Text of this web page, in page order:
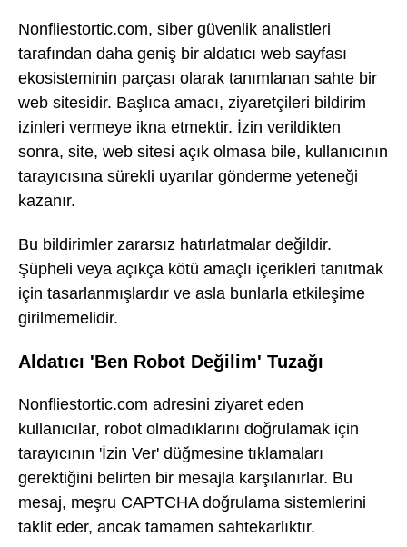
Nonfliestortic.com, siber güvenlik analistleri
tarafından daha geniş bir aldatıcı web sayfası
ekosisteminin parçası olarak tanımlanan sahte bir
web sitesidir. Başlıca amacı, ziyaretçileri bildirim
izinleri vermeye ikna etmektir. İzin verildikten
sonra, site, web sitesi açık olmasa bile, kullanıcının
tarayıcısına sürekli uyarılar gönderme yeteneği
kazanır.
Bu bildirimler zararsız hatırlatmalar değildir.
Şüpheli veya açıkça kötü amaçlı içerikleri tanıtmak
için tasarlanmışlardır ve asla bunlarla etkileşime
girilmemelidir.
Aldatıcı 'Ben Robot Değilim' Tuzağı
Nonfliestortic.com adresini ziyaret eden
kullanıcılar, robot olmadıklarını doğrulamak için
tarayıcının 'İzin Ver' düğmesine tıklamaları
gerektiğini belirten bir mesajla karşılanırlar. Bu
mesaj, meşru CAPTCHA doğrulama sistemlerini
taklit eder, ancak tamamen sahtekarlıktır.